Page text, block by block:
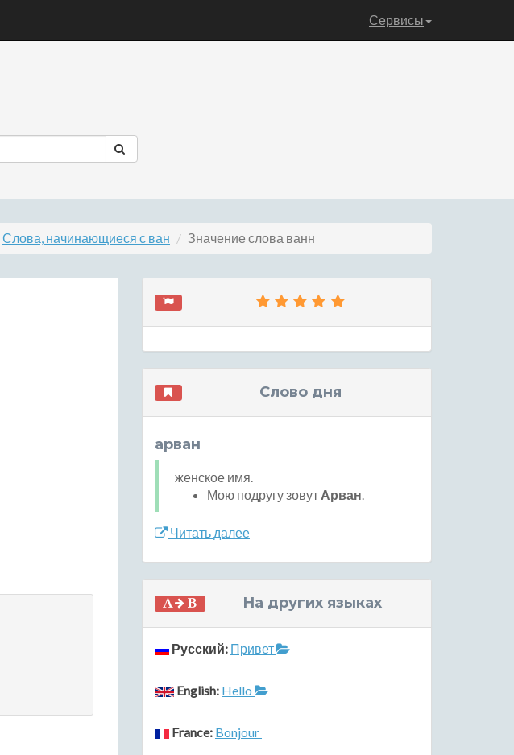
Сервисы
Слова, начинающиеся с ван Значение слова ванн
Слово дня
арван
женское имя.
Мою подругу зовут Арван.
Читать далее
На других языках
Русский: Привет
English: Hello
France: Bonjour